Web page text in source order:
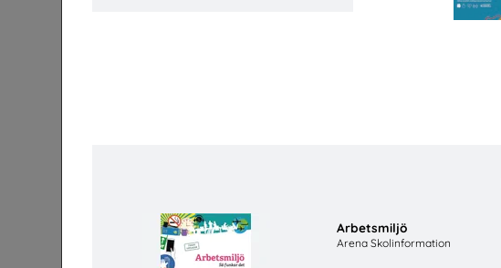
Arbetsmiljö
Arena Skolinformation
Jobba på apotek
Sveriges Apoteksförening
Celiaki